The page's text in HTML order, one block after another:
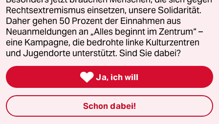
Live im Stream
Vergangene
taz lab 2027
Mehr taz Lesestoff
Rechtsextremismus einsetzen, unsere Solidarität.
Daher gehen 50 Prozent der Einnahmen aus
Neuanmeldungen an „Alles beginnt im Zentrum“ –
eine Kampagne, die bedrohte linke Kulturzentren
und Jugendorte unterstützt. Sind Sie dabei?
 Ja, ich will
Schon dabei!